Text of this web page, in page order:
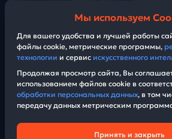
19 мая 2026
Как
18 мая 2026
Мы используем
Для вашего удобства и лучшей работы
файлы cookie, метрические программы,
технологии и сервис искусственного
Продолжая просмотр сайта, Вы
использованием файлов cookie в
обработки персональных данных, в том
передачу данных метрическим
Принять и закрыть